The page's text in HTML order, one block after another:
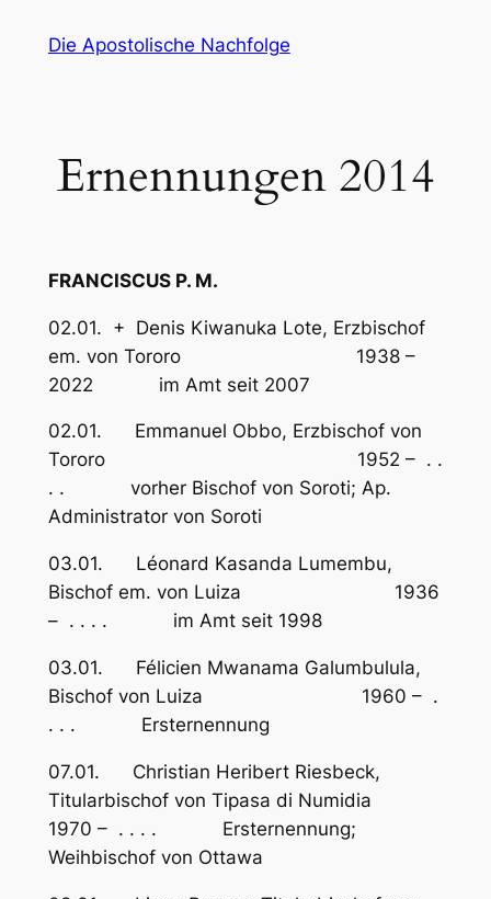
InhaltDie Apostolische Nachfolge
Ernennungen 2014
FRANCISCUS P. M.
02.01. + Denis Kiwanuka Lote, Erzbischof
em. von Tororo 1938 –
2022 im Amt seit 2007
02.01. Emmanuel Obbo, Erzbischof von
Tororo 1952 – . .
. . vorher Bischof von Soroti; Ap.
Administrator von Soroti
03.01. Léonard Kasanda Lumembu,
Bischof em. von Luiza 1936
– . . . . im Amt seit 1998
03.01. Félicien Mwanama Galumbulula,
Bischof von Luiza 1960 – .
. . . Ersternennung
07.01. Christian Heribert Riesbeck,
Titularbischof von Tipasa di Numidia
1970 – . . . . Ersternennung;
Weihbischof von Ottawa